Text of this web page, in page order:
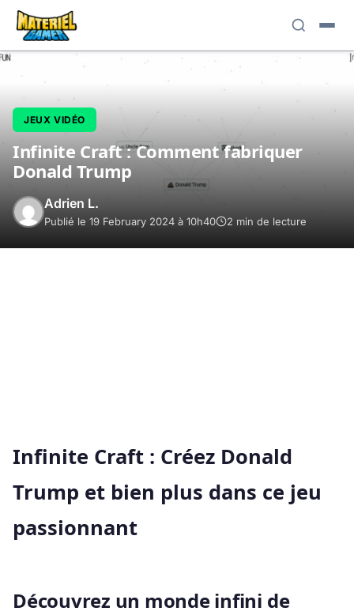
JEUX VIDÉO
Infinite Craft : Comment fabriquer
Donald Trump
Adrien L.
Publié le 19 February 2024 à 10h40 2 min de lecture
Infinite Craft : Créez Donald
Trump et bien plus dans ce jeu
passionnant
Découvrez un monde infini de